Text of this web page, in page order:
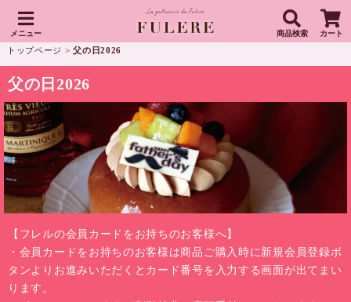
メニュー 商品検索 カート
トップページ >父の日2026
父の日2026
【フレルの会員カードをお持ちのお客様へ】
・会員カードをお持ちのお客様は商品ご購入時に新規会員登録ボ
タンよりお進みいただくとカード番号を入力する画面が出てまい
ります。